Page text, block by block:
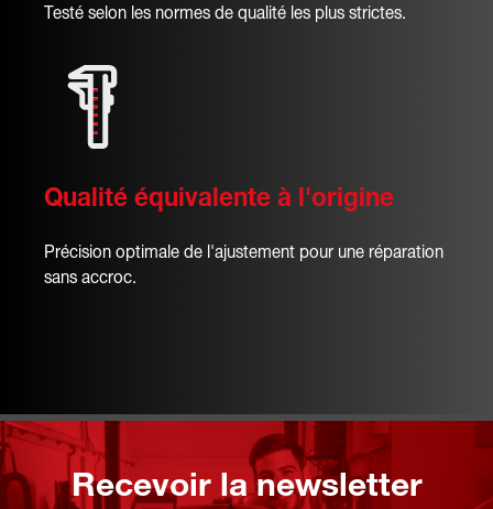
Testé selon les normes de qualité les plus strictes.
Qualité équivalente à l'origine
Précision optimale de l'ajustement pour une réparation
sans accroc.
Recevoir la newsletter